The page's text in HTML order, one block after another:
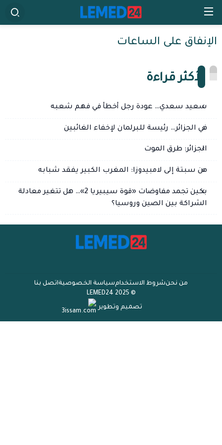
الإنفاق على الساعات
الأكثر قراءة
سعيد سعدي… عودة رجل أخطأ في فهم شعبه
في الجزائر… رئيسة للبرلمان لإخفاء الغائبين
الجزائر: طرق الموت
من سبتة إلى لامبيدوزا: المغرب الكبير يفقد شبابه
بكين تجمد مفاوضات «قوة سيبيريا 2»… هل تتغير معادلة
الشراكة بين الصين وروسيا؟
من نحنشروط الاستخدامسياسة الخصوصيةاتصل بنا
© 2025 LEMED24
تصميم وتطوير